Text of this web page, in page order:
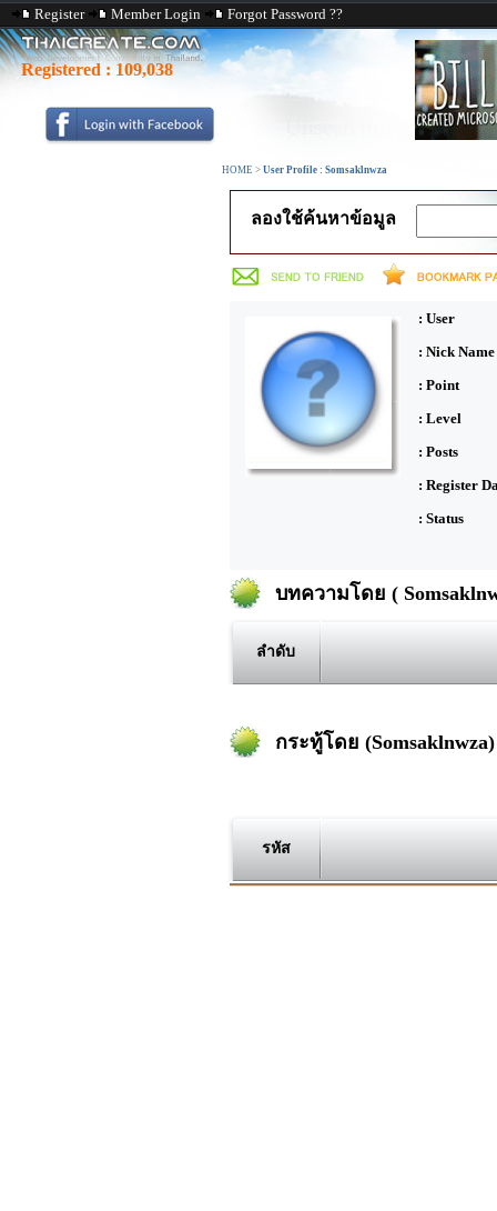
Register Member Login Forgot Password ??
Registered : 109,038
HOME > User Profile : Somsaklnwza
ลองใช้ค้นหาข้อมูล
: User
: Nick Name
: Point
: Level
: Posts
: Register
: Status
บทความโดย (
ลำดับ
กระทู้โดย (Somsaklnwza)
รหัส